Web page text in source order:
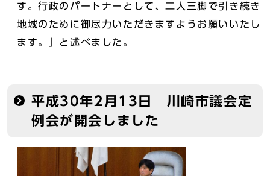
す。行政のパートナーとして、二人三脚で引き続き
地域のために御尽力いただきますようお願いいたし
ます。」と述べました。
平成30年2月13日 川崎市議会定
例会が開会しました